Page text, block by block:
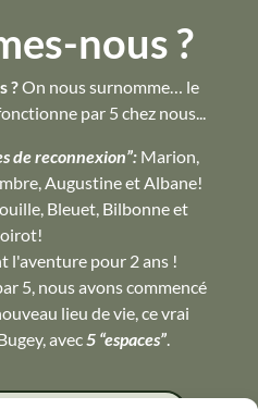
nous ?
?On nous surnomme… le
par 5 chez nous...
de reconnexion”: Marion,
Augustine et Albane!
Bleuet, Bilbonne et
l'aventure pour 2 ans !
5, nous avons commencé
lieu de vie, ce vrai
avec 5 “espaces”.